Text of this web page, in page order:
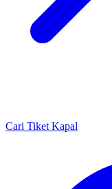
Cari Tiket Kapal